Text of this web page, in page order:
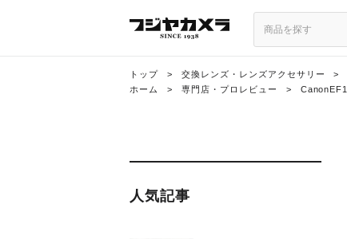
トップ > 交換レンズ・レンズアクセサリー >
ホーム
> 専門店・プロレビュー >
人気記事